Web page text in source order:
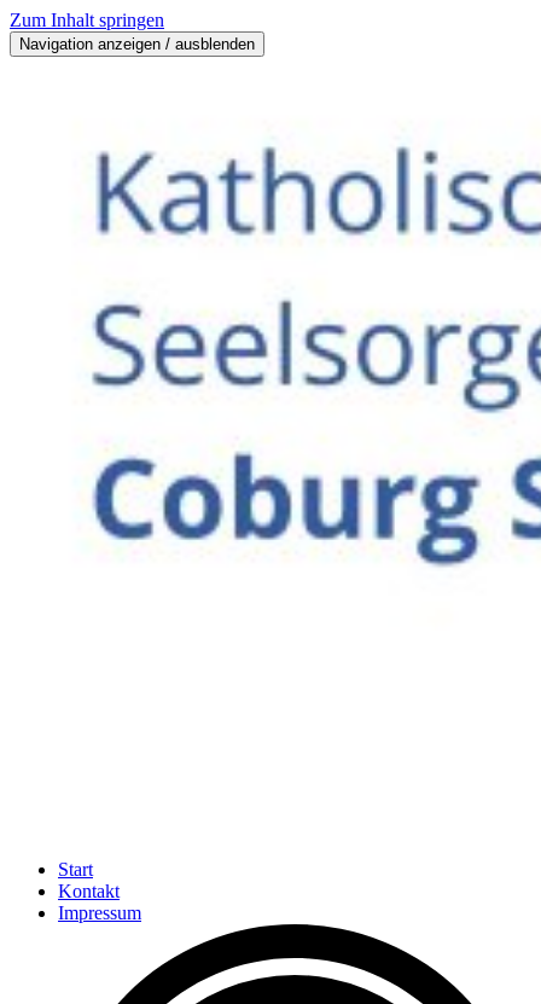
Zum Inhalt springen
Navigation anzeigen / ausblenden
Start
Kontakt
Impressum